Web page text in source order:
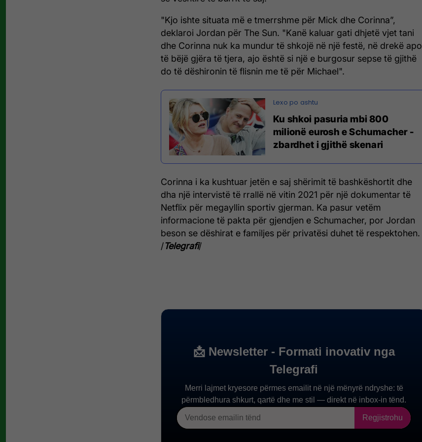
"Kjo ishte situata më e tmerrshme për Mick dhe Corinna”,
deklaroi Jordan për The Sun. "Kanë kaluar gati dhjetë vjet tani
dhe Corinna nuk ka mundur të shkojë në një festë, në drekë apo
të bëjë gjëra të tjera, ajo është si një e burgosur sepse të gjithë
do të dëshironin të flisnin me të për Michael".
Ku shkoi pasuria mbi 800
milionë eurosh e Schumacher -
zbardhet i gjithë skenari
Corinna i ka kushtuar jetën e saj shërimit të bashkëshortit dhe
dha një intervistë të rrallë në vitin 2021 për një dokumentar të
Netflix për megayllin sportiv gjerman. Ka pasur vetëm
informacione të pakta për gjendjen e Schumacher, por Jordan
beson se dëshirat e familjes për privatësi duhet të respektohen.
/Telegrafi/